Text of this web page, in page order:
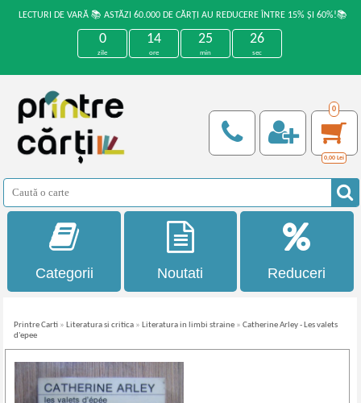
LECTURI DE VARĂ 📚 ASTĂZI 60.000 DE CĂRȚI AU REDUCERE ÎNTRE 15% ȘI 60%!📚
0
zile
14
ore
25
min
26
sec
0
0,00 Lei
Categorii Noutati Reduceri
Printre Carti » Literatura si critica » Literatura in limbi straine »Catherine Arley - Les valets
d'epee